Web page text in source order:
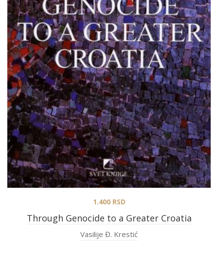
Through Genocide to a Greater Croatia
1.400RSD
Vasilije Đ. Krestić